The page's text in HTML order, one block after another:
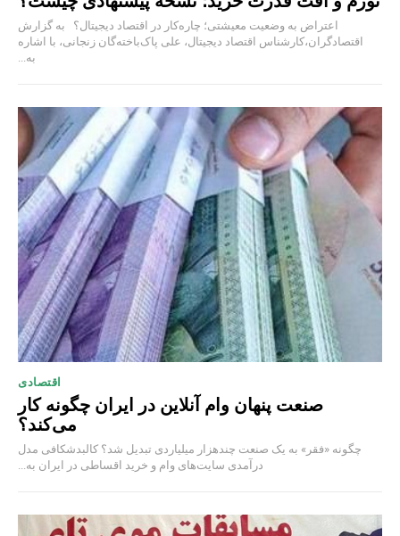
اعتراض به وضعیت معیشتی؛ چاره‌کار در اقتصاد دیجیتال؟ به گزارش
اقتصادگران،کارشناس اقتصاد دیجیتال، علی پاک‌باخته‌گان زنجانی، با اشاره
به...
اقتصادی
صنعت پنهان وام آنلاین در ایران چگونه کار
می‌کند؟
چگونه «فقر» به یک صنعت چند‌هزار میلیاردی تبدیل شد؟ کالبدشکافی مدل
درآمدی سایت‌های وام و خرید اقساطی در ایران به...